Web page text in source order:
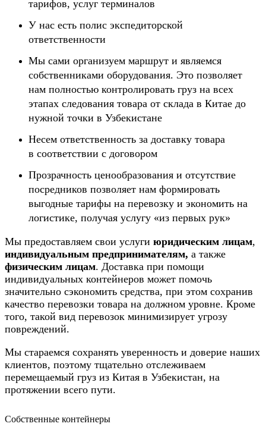
тарифов, услуг терминалов
У нас есть полис экспедиторской
ответственности
Мы сами организуем маршрут и являемся
собственниками оборудования. Это позволяет
нам полностью контролировать груз на всех
этапах следования товара от склада в Китае до
нужной точки в Узбекистане
Несем ответственность за доставку товара
в соответствии с договором
Прозрачность ценообразования и отсутствие
посредников позволяет нам формировать
выгодные тарифы на перевозку и экономить на
логистике, получая услугу «из первых рук»
Мы предоставляем свои услуги юридическим лицам,
индивидуальным предпринимателям, а также
физическим лицам. Доставка при помощи
индивидуальных контейнеров может помочь
значительно сэкономить средства, при этом сохранив
качество перевозки товара на должном уровне. Кроме
того, такой вид перевозок минимизирует угрозу
повреждений.
Мы стараемся сохранять уверенность и доверие наших
клиентов, поэтому тщательно отслеживаем
перемещаемый груз из Китая в Узбекистан, на
протяжении всего пути.
Собственные контейнеры